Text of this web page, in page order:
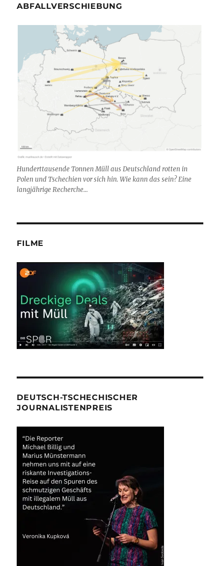
ABFALLVERSCHIEBUNG
Hunderttausende Tonnen Müll aus Deutschland rotten in
Polen und Tschechien vor sich hin. Wie kann das sein? Eine
langjährige Recherche...
FILME
DEUTSCH-TSCHECHISCHER
JOURNALISTENPREIS